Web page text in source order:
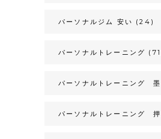
パーソナルジム 安い (24)
パーソナルトレーニング
パーソナルトレーニング
パーソナルトレーニング